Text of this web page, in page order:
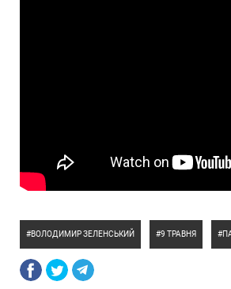
ВОЛОДИМИР ЗЕЛЕНСЬКИЙ 9 ТРАВНЯ